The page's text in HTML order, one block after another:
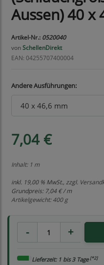
Aussen) 40 x
Artikel-Nr.: 0520040
vonSchellenDirekt
EAN: 04255707400004
Andere Ausführungen:
7,04 €
Inhalt: 1 m
inkl. 19,00 % MwSt., zzgl.
Grundpreis: 7,04 € / m
Artikelgewicht: 400 g
Lieferzeit: 1 bis 3 Tage[*2]